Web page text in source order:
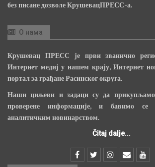
без писане дозволе КрушевацПРЕСС-а.
О нама
Крушевац ПРЕСС је први званично
Интернет медиј у нашем крају, Интернет
портал за грађане Расинског округа.
Наши циљеви и задаци су да прикупљамо
проверене информације, и бавимо се
аналитичким новинарством.
Čitaj dalje...